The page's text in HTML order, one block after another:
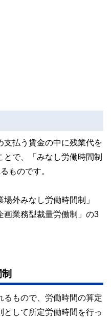
支払う賃金の中に残業代を
で、「みなし労働時間制
ものです。
外みなし労働時間制」
画業務型裁量労働制」の3
るもので、労働時間の算定
として所定労働時間を行っ